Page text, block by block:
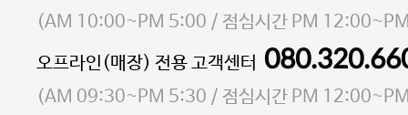
소재지 서울특별시 마포구 마포대로4다길 41 마포
통신판매업 신고번호 2023-서울마포-3931호
사업자등록번호 105-81-58242
(AM 10:00~PM 5:00 / 점심시간 PM
오프라인(매장) 전용 고객센터
(AM 09:30~PM 5:30 / 점심시간 PM